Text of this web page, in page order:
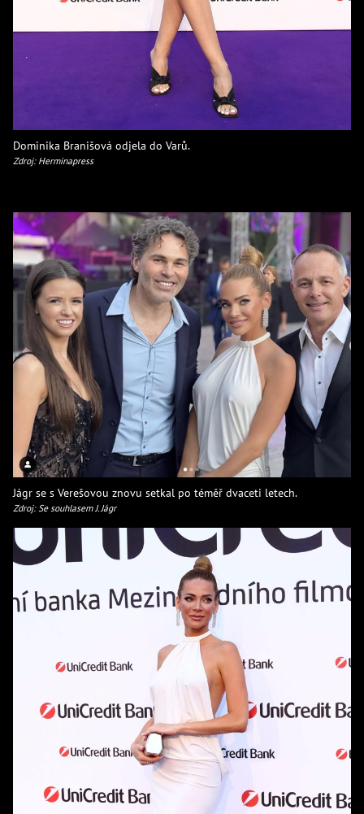
Dominika Branišová odjela do Varů.
Zdroj: Herminapress
Jágr se s Verešovou znovu setkal po téměř dvaceti letech.
Zdroj: Se souhlasem J. Jágr